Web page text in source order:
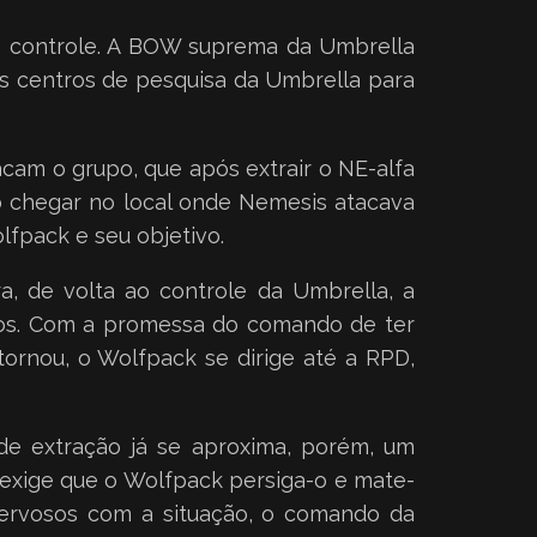
A BOW suprema da Umbrella
centros de pesquisa da Umbrella para
o grupo, que após extrair o NE-alfa
no local onde Nemesis atacava
e seu objetivo.
de volta ao controle da Umbrella, a
Com a promessa do comando de ter
o Wolfpack se dirige até a RPD,
extração já se aproxima, porém, um
que o Wolfpack persiga-o e mate-
com a situação, o comando da